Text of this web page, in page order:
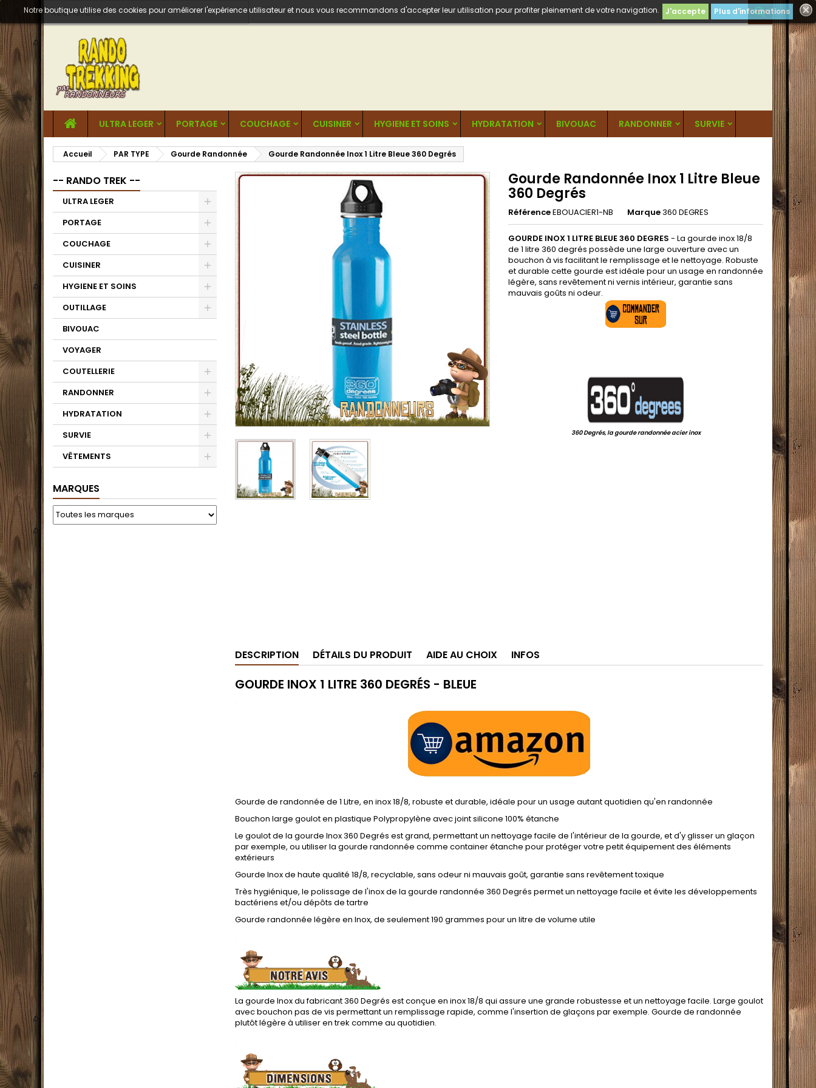

Notre boutique utilise des cookies pour améliorer l'expérience utilisateur et nous vous recommandons d'accepter leur utilisation pour profiter pleinement de votre navigation. J'accepte Plus d'informations
ULTRA LEGER PORTAGE COUCHAGE CUISINER HYGIENE ET SOINS HYDRATATION BIVOUAC RANDONNER SURVIE
Accueil PAR TYPE Gourde Randonnée Gourde Randonnée Inox 1 Litre Bleue 360 Degrés
-- RANDO TREK --
ULTRA LEGER
PORTAGE
COUCHAGE
CUISINER
HYGIENE ET SOINS
OUTILLAGE
BIVOUAC
VOYAGER
COUTELLERIE
RANDONNER
HYDRATATION
SURVIE
VÊTEMENTS
MARQUES
Gourde Randonnée Inox 1 Litre Bleue
360 Degrés
RéférenceEBOUACIER1-NB Marque360 DEGRES
GOURDE INOX 1 LITRE BLEUE 360 DEGRES - La gourde inox 18/8
de 1 litre 360 degrés possède une large ouverture avec un
bouchon à vis facilitant le remplissage et le nettoyage. Robuste
et durable cette gourde est idéale pour un usage en randonnée
légère, sans revêtement ni vernis intérieur, garantie sans
mauvais goûts ni odeur.
360 Degrés, la gourde randonnée acier inox
DESCRIPTION DÉTAILS DU PRODUIT AIDE AU CHOIX INFOS
GOURDE INOX 1 LITRE 360 DEGRÉS - BLEUE
.
Gourde de randonnée de 1 Litre, en inox 18/8, robuste et durable, idéale pour un usage autant quotidien qu'en randonnée
Bouchon large goulot en plastique Polypropylène avec joint silicone 100% étanche
Le goulot de la gourde Inox 360 Degrés est grand, permettant un nettoyage facile de l'intérieur de la gourde, et d'y glisser un glaçon
par exemple, ou utiliser la gourde randonnée comme container étanche pour protéger votre petit équipement des éléments
extérieurs
Gourde Inox de haute qualité 18/8, recyclable, sans odeur ni mauvais goût, garantie sans revêtement toxique
Très hygiénique, le polissage de l'inox de la gourde randonnée 360 Degrés permet un nettoyage facile et évite les développements
bactériens et/ou dépôts de tartre
Gourde randonnée légère en Inox, de seulement 190 grammes pour un litre de volume utile
.
La gourde Inox du fabricant 360 Degrés est conçue en inox 18/8 qui assure une grande robustesse et un nettoyage facile. Large goulot
avec bouchon pas de vis permettant un remplissage rapide, comme l'insertion de glaçons par exemple. Gourde de randonnée
plutôt légère à utiliser en trek comme au quotidien.
.